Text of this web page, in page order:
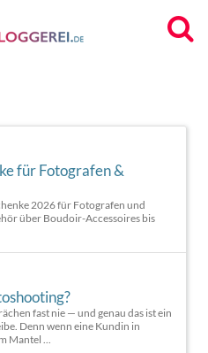
für Fotografen &
2026 für Fotografen und
über Boudoir-Accessoires bis
fast nie — und genau das ist ein
Denn wenn eine Kundin in
Mantel ...